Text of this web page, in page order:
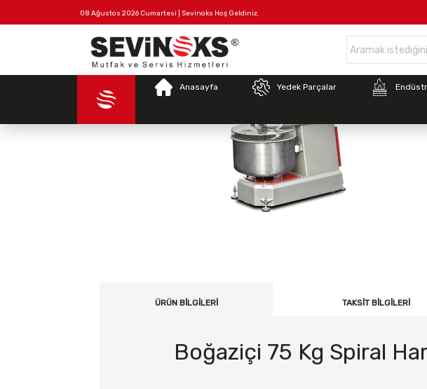
08 Ağustos 2026 Cumartesi | Sevinoks Hoş Geldiniz.
Tüm
Hakkımızdaİletişim
Anasayfa
Yedek Parçalar
ÜRÜN BILGILERI TAKSIT BILGILERI
Boğaziçi 75 Kg Spiral